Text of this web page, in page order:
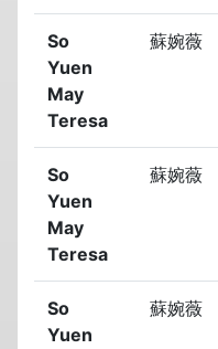
So
Yuen
May
Teresa
蘇婉薇
So
Yuen
May
Teresa
蘇婉薇
So
Yuen
蘇婉薇